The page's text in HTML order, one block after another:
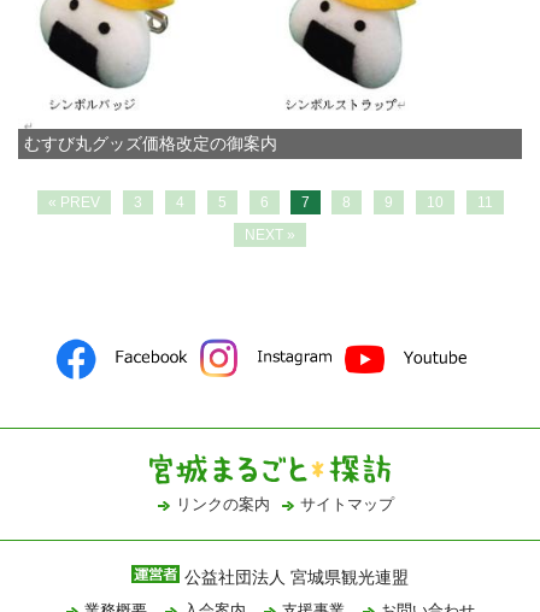
むすび丸グッズ価格改定の御案内
« PREV 3 4 5 6 7 8 9 10
11
NEXT »
リンクの案内 サイトマップ
公益社団法人 宮城県観光連盟